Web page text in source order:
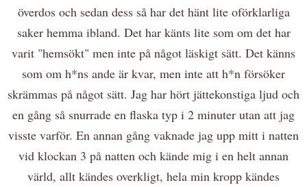
överdos och sedan dess så har det hänt lite oförklarliga
saker hemma ibland. Det har känts lite som om det har
varit "hemsökt" men inte på något läskigt sätt. Det känns
som om h*ns ande är kvar, men inte att h*n försöker
skrämmas på något sätt. Jag har hört jättekonstiga ljud och
en gång så snurrade en flaska typ i 2 minuter utan att jag
visste varför. En annan gång vaknade jag upp mitt i natten
vid klockan 3 på natten och kände mig i en helt annan
värld, allt kändes overkligt, hela min kropp kändes